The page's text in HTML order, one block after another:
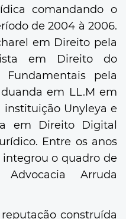
comandando o
de 2004 à 2006.
em Direito pela
em Direito do
pela
em LL.M em
Unyleya e
em Direito Digital
Entre os anos
integrou o quadro de
Arruda
construída